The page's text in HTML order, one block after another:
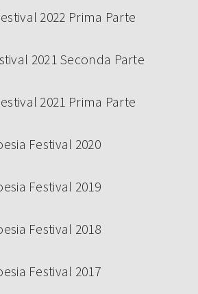
2022 Prima Parte
2021 Seconda Parte
2021 Prima Parte
Festival 2020
Festival 2019
Festival 2018
Festival 2017